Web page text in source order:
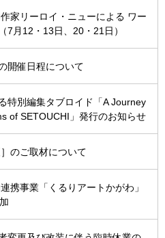
家リーロイ・ニューによる ワー
7月12・13日、20・21日）
開催日程について
特別編集タブロイド「A Journey
of SETOUCHI」発行のお知らせ
のご取材について
携事業「くるりアートかがわ」